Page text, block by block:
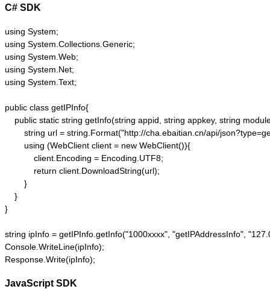
C# SDK
using System;
using System.Collections.Generic;
using System.Web;
using System.Net;
using System.Text;
public class getIPInfo{
public static string getInfo(string appid, string appkey, string
string url = string.Format("http://cha.ebaitian.cn/api/
        using (WebClient client = new WebClient()){
            client.Encoding = Encoding.UTF8;
            return client.DownloadString(url);
        }
    }
}
string ipInfo = getIPInfo.getInfo("1000xxxx", "getIPAddressInfo",
Console.WriteLine(ipInfo);
Response.Write(ipInfo);
JavaScript SDK